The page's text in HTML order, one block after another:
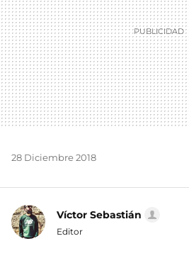
28 Diciembre 2018
Víctor Sebastián
Editor